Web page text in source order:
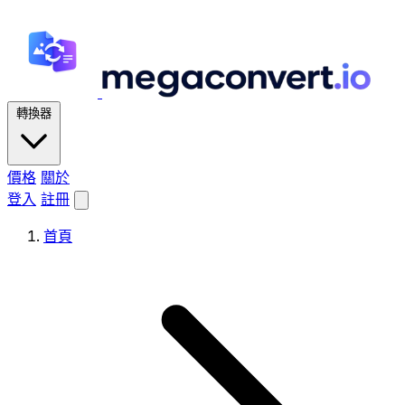
轉換器
價格 關於
登入 註冊
首頁